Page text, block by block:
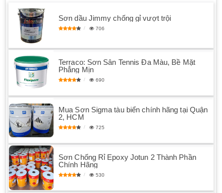
Sơn dầu Jimmy chống gỉ vượt trội
706
Terraco: Sơn Sân Tennis Đa Màu, Bề Mặt
Phẳng Mịn
690
Mua Sơn Sigma tàu biển chính hãng tại Quận
2, HCM
725
Sơn Chống Rỉ Epoxy Jotun 2 Thành Phần
Chính Hãng
530